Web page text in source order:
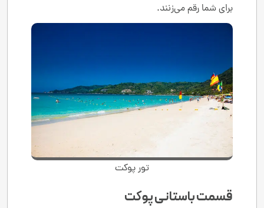
برای شما رقم می‌زنند.
تور پوکت
قسمت باستانی پوکت